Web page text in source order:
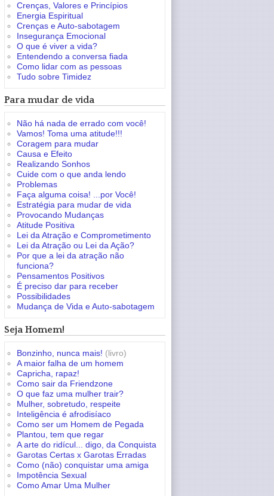
Crenças, Valores e Princípios
Energia Espiritual
Crenças e Auto-sabotagem
Insegurança Emocional
O que é viver a vida?
Entendendo a conversa fiada
Como lidar com as pessoas
Tudo sobre Timidez
Para mudar de vida
Não há nada de errado com você!
Vamos! Toma uma atitude!!!
Coragem para mudar
Causa e Efeito
Realizando Sonhos
Cuide com o que anda lendo
Problemas
Faça alguma coisa! ...por Você!
Estratégia para mudar de vida
Provocando Mudanças
Atitude Positiva
Lei da Atração e Comprometimento
Lei da Atração ou Lei da Ação?
Por que a lei da atração não
funciona?
Pensamentos Positivos
É preciso dar para receber
Possibilidades
Mudança de Vida e Auto-sabotagem
Seja Homem!
Bonzinho, nunca mais! (livro)
A maior falha de um homem
Capricha, rapaz!
Como sair da Friendzone
O que faz uma mulher trair?
Mulher, sobretudo, respeite
Inteligência é afrodisíaco
Como ser um Homem de Pegada
Plantou, tem que regar
A arte do ridícul... digo, da Conquista
Garotas Certas x Garotas Erradas
Como (não) conquistar uma amiga
Impotência Sexual
Como Amar Uma Mulher